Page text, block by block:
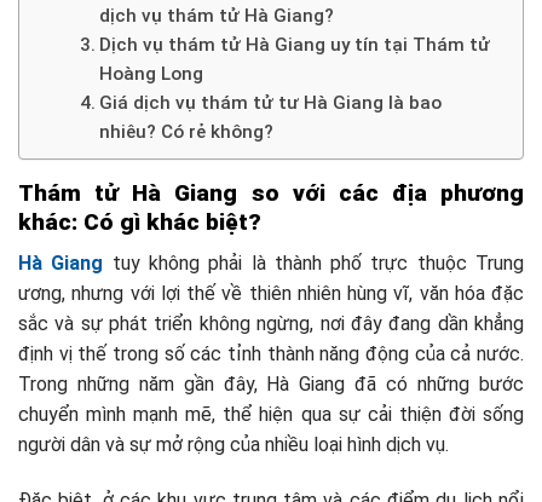
dịch vụ thám tử Hà Giang?
Dịch vụ thám tử Hà Giang uy tín tại Thám tử
Hoàng Long
Giá dịch vụ thám tử tư Hà Giang là bao
nhiêu? Có rẻ không?
Thám tử Hà Giang so với các địa phương
khác: Có gì khác biệt?
Hà Giang tuy không phải là thành phố trực thuộc Trung
ương, nhưng với lợi thế về thiên nhiên hùng vĩ, văn hóa đặc
sắc và sự phát triển không ngừng, nơi đây đang dần khẳng
định vị thế trong số các tỉnh thành năng động của cả nước.
Trong những năm gần đây, Hà Giang đã có những bước
chuyển mình mạnh mẽ, thể hiện qua sự cải thiện đời sống
người dân và sự mở rộng của nhiều loại hình dịch vụ.